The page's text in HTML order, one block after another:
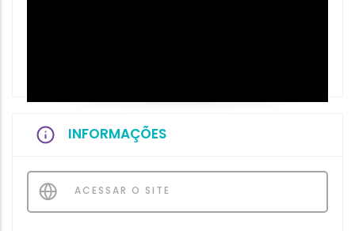
INFORMAÇÕES
ACESSAR O SITE